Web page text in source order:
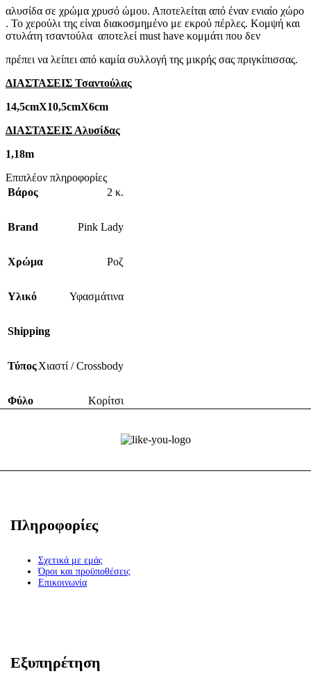
αλυσίδα σε χρώμα χρυσό ώμου. Αποτελείται από έναν ενιαίο χώρο
. Το χερούλι της είναι διακοσμημένο με εκρού πέρλες. Κομψή και
στυλάτη τσαντούλα αποτελεί must have κομμάτι που δεν
πρέπει να λείπει από καμία συλλογή της μικρής σας πριγκίπισσας.
ΔΙΑΣΤΑΣΕΙΣ Τσαντούλας
14,5cmΧ10,5cmΧ6cm
ΔΙΑΣΤΑΣΕΙΣ Αλυσίδας
1,18m
Επιπλέον πληροφορίες
Βάρος
2 κ.
Brand Pink Lady
Χρώμα Ροζ
Υλικό Υφασμάτινα
Shipping
ΤύποςΧιαστί / Crossbody
Φύλο Κορίτσι
Πληροφορίες
Σχετικά με εμάς
Όροι και προϋποθέσεις
Επικοινωνία
Εξυπηρέτηση